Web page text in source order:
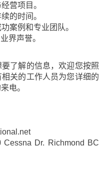
营项目。
的时间。
案例和专业团队。
界声誉。
了解的信息，欢迎您按照
关的工作人员为您详细的
电。
Dr. Richmond BC